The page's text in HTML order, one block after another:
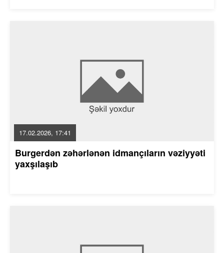
17.02.2026, 17:41
Burgerdən zəhərlənən idmançıların vəziyyəti
yaxşılaşıb